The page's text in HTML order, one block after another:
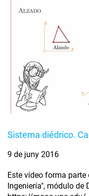
Sistema diédrico.
9 de juny 2016
Este vídeo forma parte
Ingeniería", módulo de